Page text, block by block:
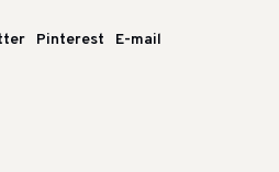
Pinterest E-mail